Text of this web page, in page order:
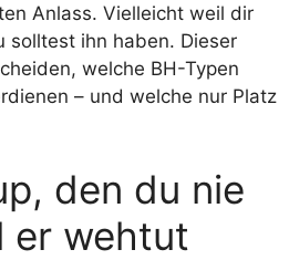
Anlass. Vielleicht weil dir
solltest ihn haben. Dieser
welche BH-Typen
– und welche nur Platz
den du nie
er wehtut